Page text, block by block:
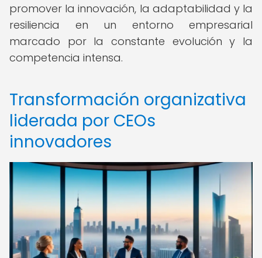
promover la innovación, la adaptabilidad y la
resiliencia en un entorno empresarial
marcado por la constante evolución y la
competencia intensa.
Transformación organizativa
liderada por CEOs
innovadores